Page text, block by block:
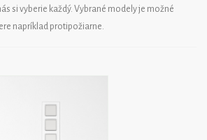
si vyberie každý. Vybrané modely je možné
napríklad protipožiarne.